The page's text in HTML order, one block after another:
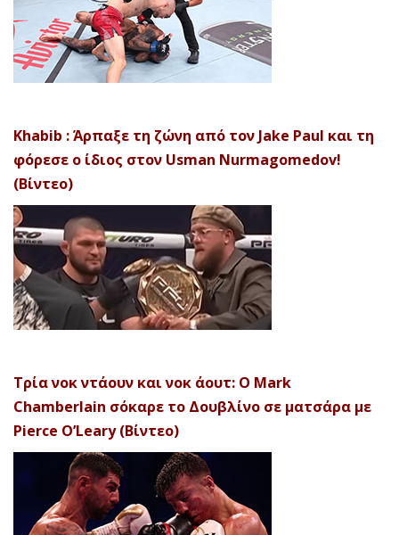
Khabib : Άρπαξε τη ζώνη από τον Jake Paul και τη
φόρεσε ο ίδιος στον Usman Nurmagomedov!
(Βίντεο)
Τρία νοκ ντάουν και νοκ άουτ: Ο Mark
Chamberlain σόκαρε το Δουβλίνο σε ματσάρα με
Pierce O’Leary (Βίντεο)